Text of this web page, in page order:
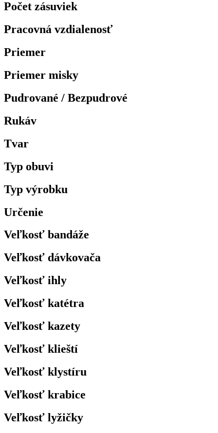
Počet zásuviek
Pracovná vzdialenosť
Priemer
Priemer misky
Pudrované / Bezpudrové
Rukáv
Tvar
Typ obuvi
Typ výrobku
Určenie
Veľkosť bandáže
Veľkosť dávkovača
Veľkosť ihly
Veľkosť katétra
Veľkosť kazety
Veľkosť klieští
Veľkosť klystíru
Veľkosť krabice
Veľkosť lyžičky